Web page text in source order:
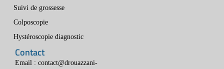
Suivi de grossesse
Colposcopie
Hystéroscopie diagnostic
Contact
Email : contact@drouazzani-